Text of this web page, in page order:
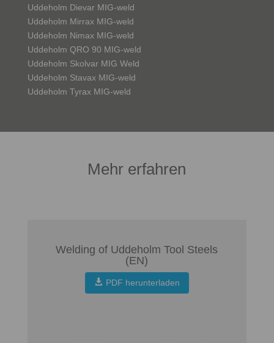
Uddeholm Dievar MIG-weld
Uddeholm Mirrax MIG-weld
Uddeholm Nimax MIG-weld
Uddeholm QRO 90 MIG-weld
Uddeholm Skolvar MIG Weld
Uddeholm Stavax MIG-weld
Uddeholm Tyrax MIG-weld
Mehr erfahren
Welding of Uddeholm Tool Steels
(EN)
PDF herunterladen